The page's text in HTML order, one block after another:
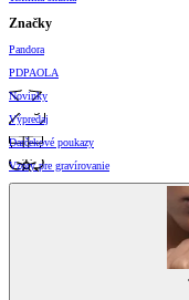
Značky
Pandora
PDPAOLA
Novinky
Výpredaj
Darčekové poukazy
Vzory pre gravírovanie